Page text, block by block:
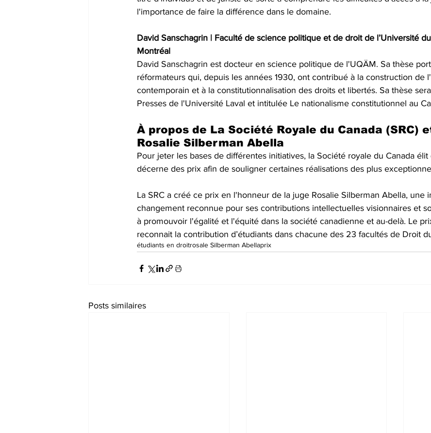
l'importance de faire la différence dans le domaine.
David Sanschagrin | Faculté de science politique et de droit de l’Université
Montréal
David Sanschagrin est docteur en science politique de l'UQÄM. Sa thèse
réformateurs qui, depuis les années 1930, ont contribué à la construction de
contemporain et à la constitutionnalisation des droits et libertés. Sa thèse
Presses de l'Université Laval et intitulée Le nationalisme constitutionnel au
À propos de La Société Royale du Canada (SRC)
Rosalie Silberman Abella
Pour jeter les bases de différentes initiatives, la Société royale du Canada
décerne des prix afin de souligner certaines réalisations des plus
La SRC a créé ce prix en l'honneur de la juge Rosalie Silberman Abella, une
changement reconnue pour ses contributions intellectuelles visionnaires et
à promouvoir l'égalité et l'équité dans la société canadienne et au-delà. Le
reconnait la contribution d’étudiants dans chacune des 23 facultés de Droit
étudiants en droitrosale Silberman Abellaprix
Posts similaires